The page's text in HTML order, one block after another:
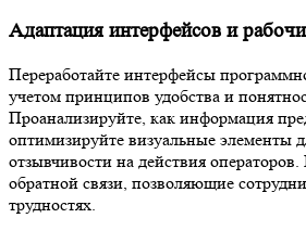
Адаптация интерфейсов и
Переработайте интерфейсы
учетом принципов удобства и
Проанализируйте, как информация
оптимизируйте визуальные элементы
отзывчивости на действия
обратной связи, позволяющие
трудностях.